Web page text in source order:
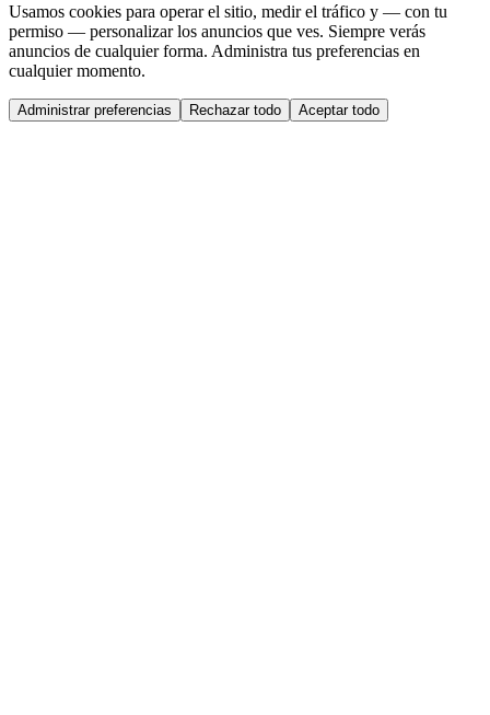
Usamos cookies para operar el sitio, medir el tráfico y — con tu
permiso — personalizar los anuncios que ves. Siempre verás
anuncios de cualquier forma. Administra tus preferencias en
cualquier momento.
Administrar preferencias Rechazar todo Aceptar todo